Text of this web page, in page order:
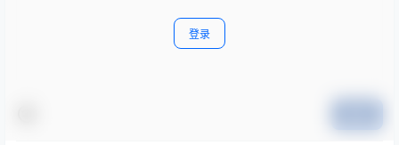
登录